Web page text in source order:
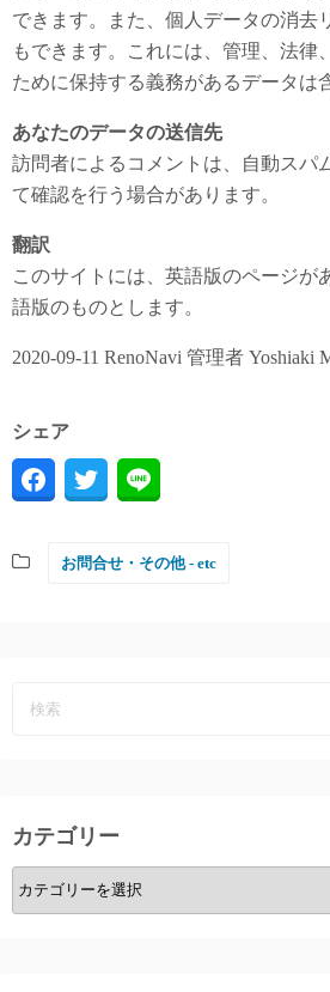
できます。また、個人データの消去
もできます。これには、管理、法律
ために保持する義務があるデータは
あなたのデータの送信先
訪問者によるコメントは、自動スパ
て確認を行う場合があります。
翻訳
このサイトには、英語版のページが
語版のものとします。
2020-09-11 RenoNavi 管理者 Yoshiaki
シェア
お問合せ・その他 - etc
カテゴリー
カ
テ